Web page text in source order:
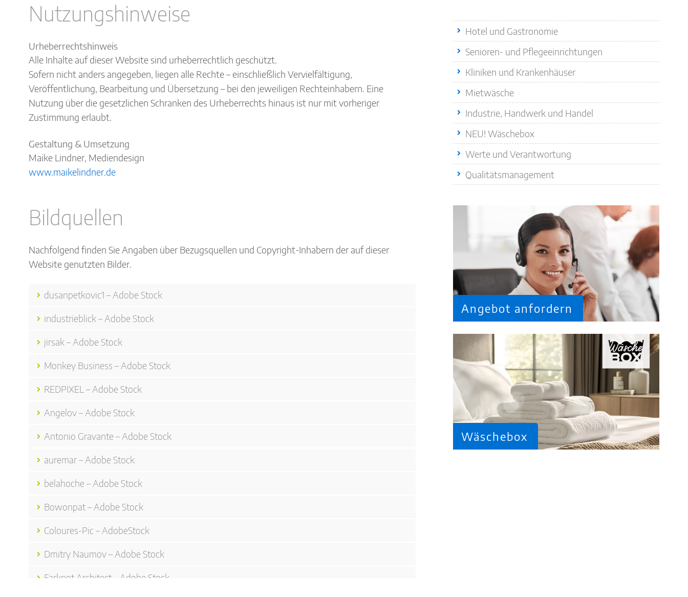
Nutzungshinweise
Urheberrechtshinweis
Alle Inhalte auf dieser Website sind urheberrechtlich geschützt.
Sofern nicht anders angegeben, liegen alle Rechte – einschließlich Vervielfältigung,
Veröffentlichung, Bearbeitung und Übersetzung – bei den jeweiligen Rechteinhabern. Eine
Nutzung über die gesetzlichen Schranken des Urheberrechts hinaus ist nur mit vorheriger
Zustimmung erlaubt.
Gestaltung & Umsetzung
Maike Lindner, Mediendesign
www.maikelindner.de
Bildquellen
Nachfolgend finden Sie Angaben über Bezugsquellen und Copyright-Inhabern der auf dieser
Website genutzten Bilder.
dusanpetkovic1 – Adobe Stock
industrieblick – Adobe Stock
jirsak – Adobe Stock
Monkey Business – Adobe Stock
REDPIXEL – Adobe Stock
Angelov – Adobe Stock
Antonio Gravante – Adobe Stock
auremar – Adobe Stock
belahoche – Adobe Stock
Bowonpat – Adobe Stock
Coloures-Pic – AdobeStock
Dmitry Naumov – Adobe Stock
Farknot Architect – Adobe Stock
Quicklinks
Hotel und Gastronomie
Senioren- und Pflegeeinrichtungen
Kliniken und Krankenhäuser
Mietwäsche
Industrie, Handwerk und Handel
NEU! Wäschebox
Werte und Verantwortung
Qualitätsmanagement
Angebot anfordern
Wäschebox